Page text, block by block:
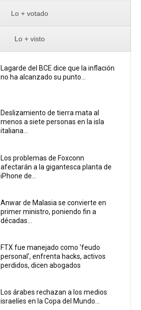
Lo + votado
Lo + visto
Lagarde del BCE dice que la inflación
no ha alcanzado su punto...
Deslizamiento de tierra mata al
menos a siete personas en la isla
italiana...
Los problemas de Foxconn
afectarán a la gigantesca planta de
iPhone de...
Anwar de Malasia se convierte en
primer ministro, poniendo fin a
décadas...
FTX fue manejado como 'feudo
personal', enfrenta hacks, activos
perdidos, dicen abogados
Los árabes rechazan a los medios
israelíes en la Copa del Mundo...